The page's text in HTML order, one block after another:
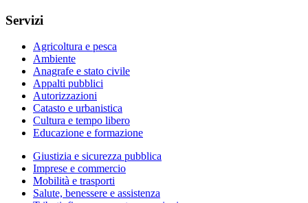
Servizi
Agricoltura e pesca
Ambiente
Anagrafe e stato civile
Appalti pubblici
Autorizzazioni
Catasto e urbanistica
Cultura e tempo libero
Educazione e formazione
Giustizia e sicurezza pubblica
Imprese e commercio
Mobilità e trasporti
Salute, benessere e assistenza